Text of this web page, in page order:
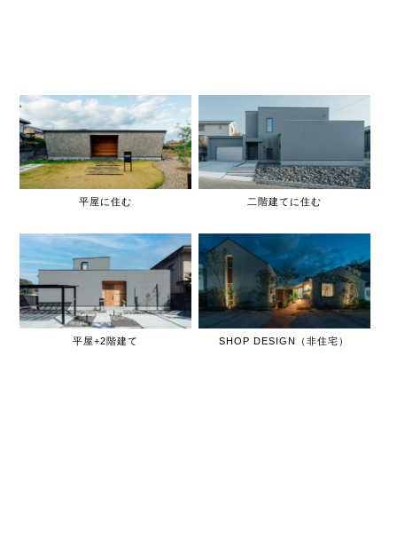
平屋に住む 二階建てに住む
平屋+2階建て SHOP DESIGN（非住宅）